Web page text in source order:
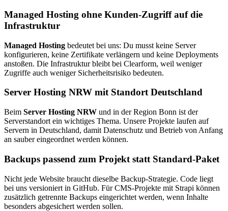
Managed Hosting ohne Kunden-Zugriff auf die
Infrastruktur
Managed Hosting bedeutet bei uns: Du musst keine Server
konfigurieren, keine Zertifikate verlängern und keine Deployments
anstoßen. Die Infrastruktur bleibt bei Clearform, weil weniger
Zugriffe auch weniger Sicherheitsrisiko bedeuten.
Server Hosting NRW mit Standort Deutschland
Beim Server Hosting NRW und in der Region Bonn ist der
Serverstandort ein wichtiges Thema. Unsere Projekte laufen auf
Servern in Deutschland, damit Datenschutz und Betrieb von Anfang
an sauber eingeordnet werden können.
Backups passend zum Projekt statt Standard-Paket
Nicht jede Website braucht dieselbe Backup-Strategie. Code liegt
bei uns versioniert in GitHub. Für CMS-Projekte mit Strapi können
zusätzlich getrennte Backups eingerichtet werden, wenn Inhalte
besonders abgesichert werden sollen.